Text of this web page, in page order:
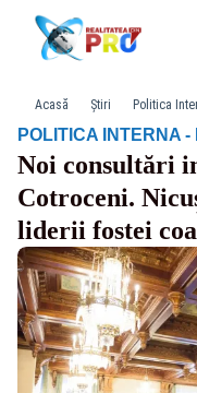
Acasă Știri Politica
POLITICA INTERNA
Noi consultări
Cotroceni.
liderii fostei